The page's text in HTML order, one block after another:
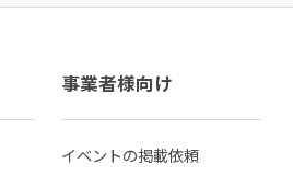
事業者様向け
イベントの掲載依頼